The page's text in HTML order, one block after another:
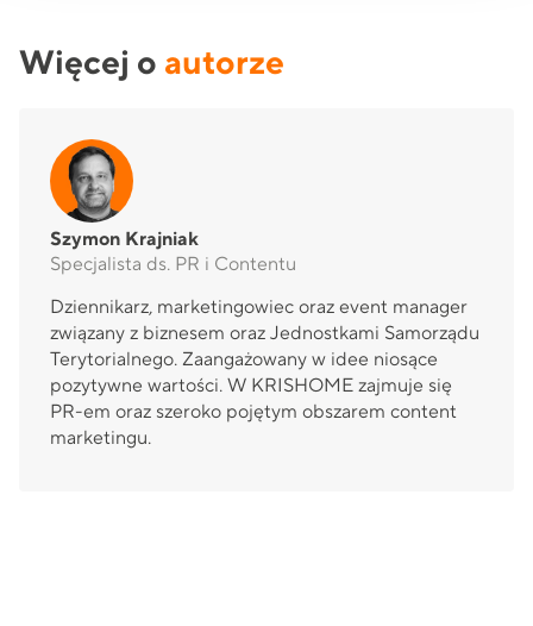
Więcej o autorze
Szymon Krajniak
Specjalista ds. PR i Contentu
Dziennikarz, marketingowiec oraz event manager
związany z biznesem oraz Jednostkami Samorządu
Terytorialnego. Zaangażowany w idee niosące
pozytywne wartości. W KRISHOME zajmuje się
PR-em oraz szeroko pojętym obszarem content
marketingu.